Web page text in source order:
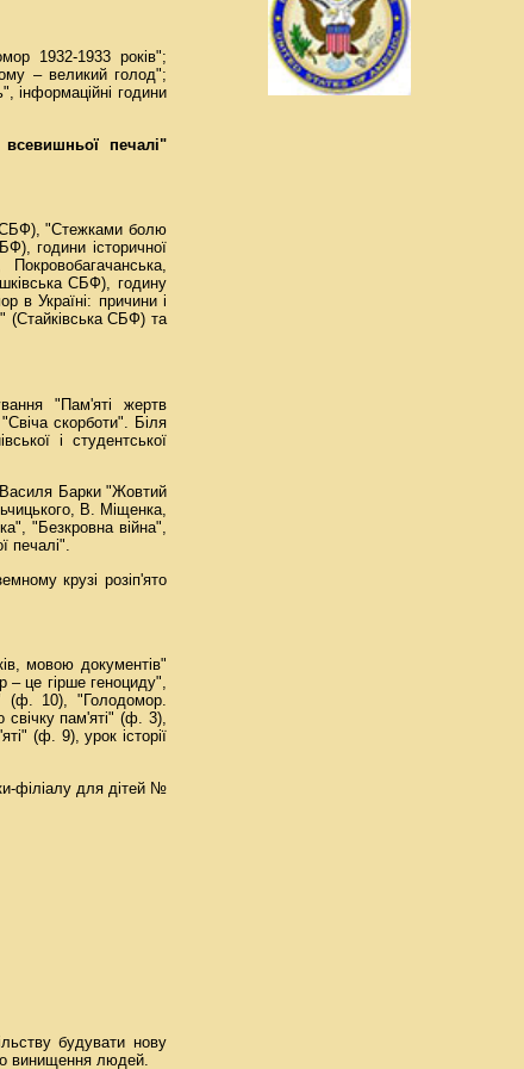
1932-1933 років";
– великий голод";
інформаційні години
печалі"
СБФ), "Стежками болю
години історичної
СБФ), годину
в Україні: причини і
(Стайківська СБФ) та
"Пам'яті жертв
скорботи". Біля
і студентської
Василя Барки "Жовтий
В. Міщенка,
"Безкровна війна",
печалі".
крузі розіп'ято
мовою документів"
– це гірше геноциду",
(ф. 10), "Голодомор.
свічку пам'яті" (ф. 3),
(ф. 9), урок історії
філіалу для дітей №
будувати нову
винищення людей.